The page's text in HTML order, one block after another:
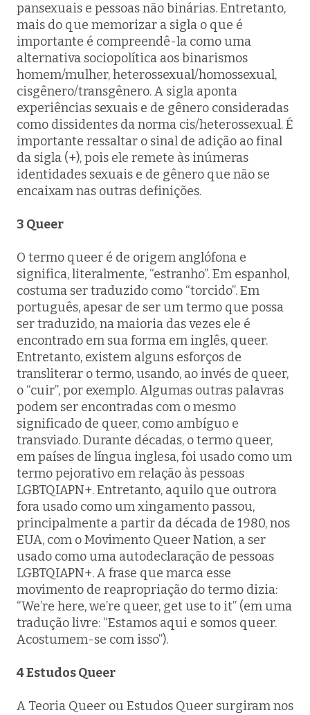
pansexuais e pessoas não binárias. Entretanto,
mais do que memorizar a sigla o que é
importante é compreendê-la como uma
alternativa sociopolítica aos binarismos
homem/mulher, heterossexual/homossexual,
cisgênero/transgênero. A sigla aponta
experiências sexuais e de gênero consideradas
como dissidentes da norma cis/heterossexual. É
importante ressaltar o sinal de adição ao final
da sigla (+), pois ele remete às inúmeras
identidades sexuais e de gênero que não se
encaixam nas outras definições.
3 Queer
O termo queer é de origem anglófona e
significa, literalmente, “estranho”. Em espanhol,
costuma ser traduzido como “torcido”. Em
português, apesar de ser um termo que possa
ser traduzido, na maioria das vezes ele é
encontrado em sua forma em inglês, queer.
Entretanto, existem alguns esforços de
transliterar o termo, usando, ao invés de queer,
o “cuir”, por exemplo. Algumas outras palavras
podem ser encontradas com o mesmo
significado de queer, como ambíguo e
transviado. Durante décadas, o termo queer,
em países de língua inglesa, foi usado como um
termo pejorativo em relação às pessoas
LGBTQIAPN+. Entretanto, aquilo que outrora
fora usado como um xingamento passou,
principalmente a partir da década de 1980, nos
EUA, com o Movimento Queer Nation, a ser
usado como uma autodeclaração de pessoas
LGBTQIAPN+. A frase que marca esse
movimento de reapropriação do termo dizia:
“We’re here, we’re queer, get use to it” (em uma
tradução livre: “Estamos aqui e somos queer.
Acostumem-se com isso”).
4 Estudos Queer
A Teoria Queer ou Estudos Queer surgiram nos